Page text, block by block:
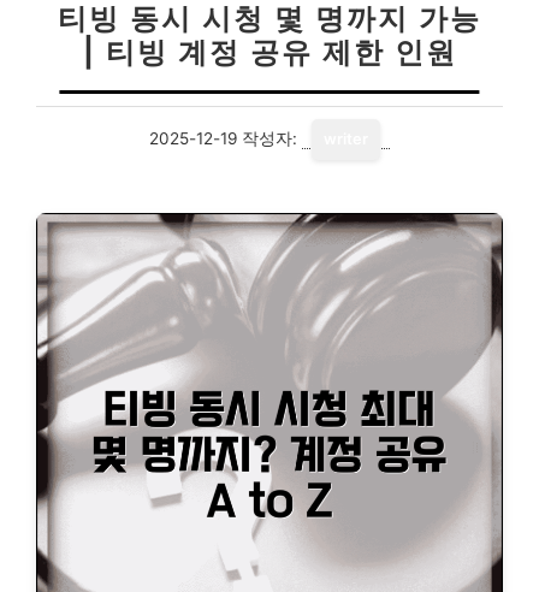
티빙 동시 시청 몇 명까지 가능
| 티빙 계정 공유 제한 인원
2025-12-19 작성자: